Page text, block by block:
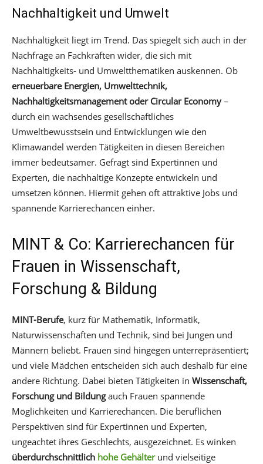
Nachhaltigkeit und Umwelt
Nachhaltigkeit liegt im Trend. Das spiegelt sich auch in der
Nachfrage an Fachkräften wider, die sich mit
Nachhaltigkeits- und Umweltthematiken auskennen. Ob
erneuerbare Energien, Umwelttechnik,
Nachhaltigkeitsmanagement oder Circular Economy–
durch ein wachsendes gesellschaftliches
Umweltbewusstsein und Entwicklungen wie den
Klimawandel werden Tätigkeiten in diesen Bereichen
immer bedeutsamer. Gefragt sind Expertinnen und
Experten, die nachhaltige Konzepte entwickeln und
umsetzen können. Hiermit gehen oft attraktive Jobs und
spannende Karrierechancen einher.
MINT & Co: Karrierechancen für
Frauen in Wissenschaft,
Forschung & Bildung
MINT-Berufe, kurz für Mathematik, Informatik,
Naturwissenschaften und Technik, sind bei Jungen und
Männern beliebt. Frauen sind hingegen unterrepräsentiert;
und viele Mädchen entscheiden sich auch deshalb für eine
andere Richtung. Dabei bieten Tätigkeiten in Wissenschaft,
Forschung und Bildungauch Frauen spannende
Möglichkeiten und Karrierechancen. Die beruflichen
Perspektiven sind für Expertinnen und Experten,
ungeachtet ihres Geschlechts, ausgezeichnet. Es winken
überdurchschnittlich hohe Gehälterund vielseitige